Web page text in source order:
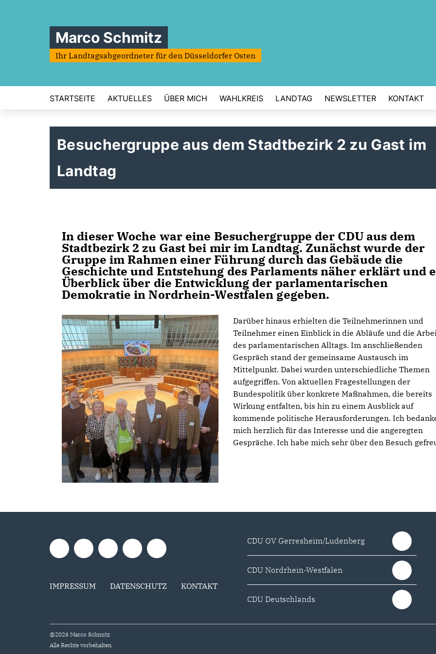
Marco Schmitz
Ihr Landtagsabgeordneter für den Düsseldorfer Osten
STARTSEITE AKTUELLES ÜBER MICH WAHLKREIS LANDTAG NEWSLETTER KONTAKT
Besuchergruppe aus dem Stadtbezirk 2 zu Gast im
Landtag
In dieser Woche war eine Besuchergruppe der CDU aus dem
Stadtbezirk 2 zu Gast bei mir im Landtag. Zunächst wurde der
Gruppe im Rahmen einer Führung durch das Gebäude die
Geschichte und Entstehung des Parlaments näher erklärt und
Überblick über die Entwicklung der parlamentarischen
Demokratie in Nordrhein-Westfalen gegeben.
Darüber hinaus erhielten die Teilnehmerinnen und
Teilnehmer einen Einblick in die Abläufe und die
des parlamentarischen Alltags. Im anschließenden
Gespräch stand der gemeinsame Austausch im
Mittelpunkt. Dabei wurden unterschiedliche Themen
aufgegriffen. Von aktuellen Fragestellungen der
Bundespolitik über konkrete Maßnahmen, die bereits
Wirkung entfalten, bis hin zu einem Ausblick auf
kommende politische Herausforderungen. Ich
mich herzlich für das Interesse und die angeregten
Gespräche. Ich habe mich sehr über den Besuch
IMPRESSUM DATENSCHUTZ KONTAKT
CDU OV Gerresheim/Ludenberg
CDU Nordrhein-Westfalen
CDU Deutschlands
@2026 Marco Schmitz
Alle Rechte vorbehalten.